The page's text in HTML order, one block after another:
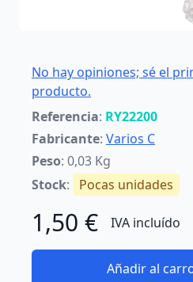
No hay opiniones; sé el
producto.
Referencia: RY22200
Fabricante: Varios C
Peso: 0,03 Kg
Stock: Pocas unidades
1,50 € IVA incluído
Añadir al